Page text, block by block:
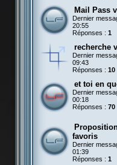
Mail Pass
Dernier
20:55
Réponses : 1
recherche
Dernier
09:43
Réponses : 10
et toi en
Dernier
00:18
Réponses : 70
favoris
Dernier
01:39
Réponses : 1